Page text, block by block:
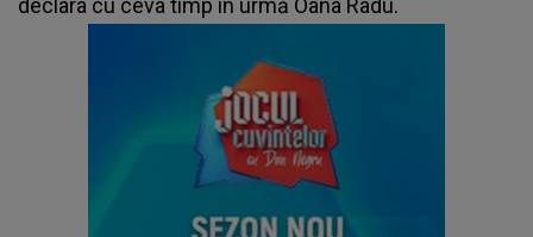
declara cu ceva timp în urmă Oana Radu.